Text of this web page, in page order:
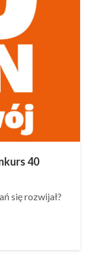
40
się rozwijał?